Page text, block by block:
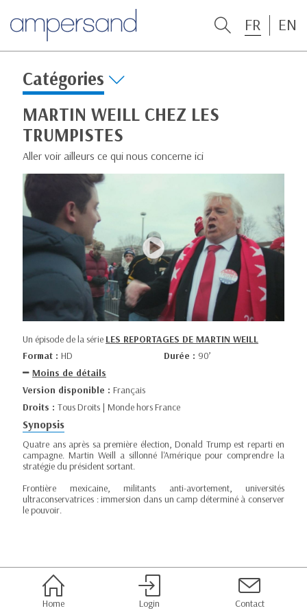
FR EN
Catégories
MARTIN WEILL CHEZ LES
TRUMPISTES
Aller voir ailleurs ce qui nous concerne ici
Un épisode de la série LES REPORTAGES DE MARTIN WEILL
Format : HD Durée : 90’
Moins de détails
Version disponible : Français
Droits : Tous Droits | Monde hors France
Synopsis
Quatre ans après sa première élection, Donald Trump est reparti en
campagne. Martin Weill a sillonné l'Amérique pour comprendre la
stratégie du président sortant.
Frontière mexicaine, militants anti-avortement, universités
ultraconservatrices : immersion dans un camp déterminé à conserver
le pouvoir.
Home Login Contact